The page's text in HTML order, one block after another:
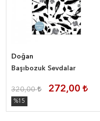
Doğan
Başıbozuk Sevdalar
320,00 272,00
%15